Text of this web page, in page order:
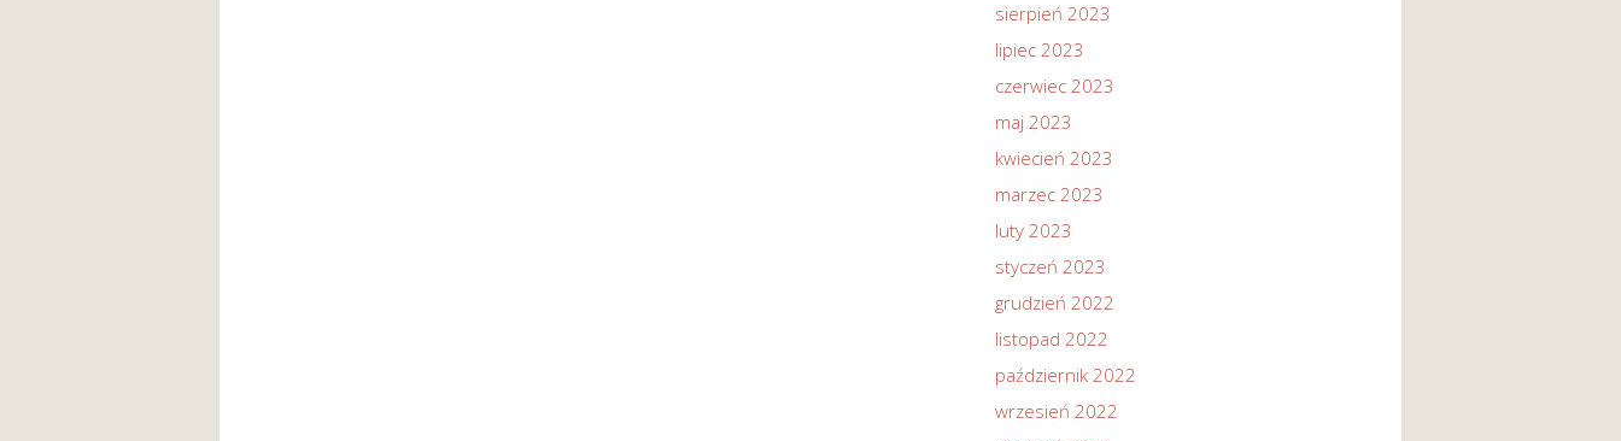
sierpień 2023
lipiec 2023
czerwiec 2023
maj 2023
kwiecień 2023
marzec 2023
luty 2023
styczeń 2023
grudzień 2022
listopad 2022
październik 2022
wrzesień 2022